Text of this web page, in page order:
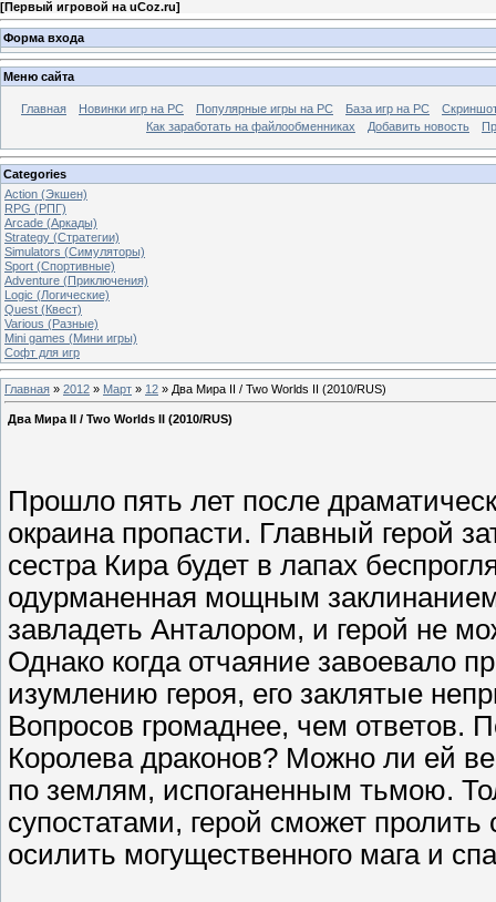
[Первый игровой на uCoz.ru]
Форма входа
Меню сайта
Главная Новинки игр на PC Популярные игры на PC База игр на РС
Как заработать на файлообменниках
Добавить новость
Categories
Action (Экшен)
RPG (РПГ)
Arcade (Аркады)
Strategy (Стратегии)
Simulators (Симуляторы)
Sport (Спортивные)
Adventure (Приключения)
Logic (Логические)
Quest (Квест)
Various (Разные)
Mini games (Мини игры)
Софт для игр
Главная » 2012 » Март » 12 » Два Мира II / Two Worlds II (2010/RUS)
Два Мира II / Two Worlds II (2010/RUS)
Прошло пять лет после
окраина пропасти. Главный герой
сестра Кира будет в лапах
одурманенная мощным
завладеть Анталором, и герой не
Однако когда отчаяние завоевало
изумлению героя, его заклятые
Вопросов громаднее, чем ответов.
Королева драконов? Можно ли ей
по землям, испоганенным тьмою.
супостатами, герой сможет
осилить могущественного мага и